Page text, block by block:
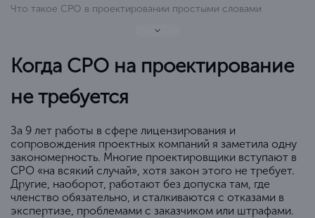
Что такое СРО в проектировании простыми словами
Когда СРО на проектирование
не требуется
За 9 лет работы в сфере лицензирования и
сопровождения проектных компаний я заметила одну
закономерность. Многие проектировщики вступают в
СРО «на всякий случай», хотя закон этого не требует.
Другие, наоборот, работают без допуска там, где
членство обязательно, и сталкиваются с отказами в
экспертизе, проблемами с заказчиком или штрафами.